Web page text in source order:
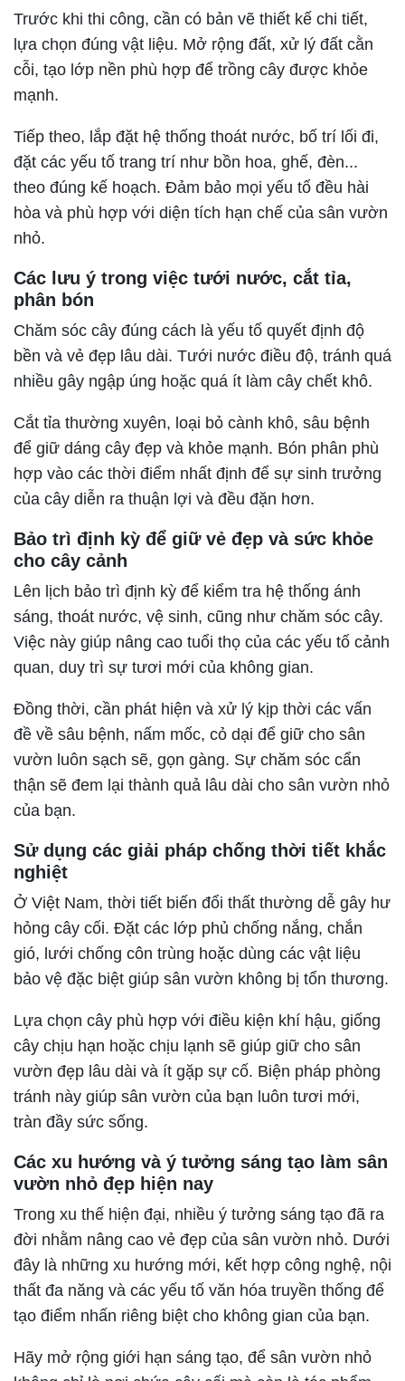
Trước khi thi công, cần có bản vẽ thiết kế chi tiết,
lựa chọn đúng vật liệu. Mở rộng đất, xử lý đất cằn
cỗi, tạo lớp nền phù hợp để trồng cây được khỏe
mạnh.
Tiếp theo, lắp đặt hệ thống thoát nước, bố trí lối đi,
đặt các yếu tố trang trí như bồn hoa, ghế, đèn...
theo đúng kế hoạch. Đảm bảo mọi yếu tố đều hài
hòa và phù hợp với diện tích hạn chế của sân vườn
nhỏ.
Các lưu ý trong việc tưới nước, cắt tỉa,
phân bón
Chăm sóc cây đúng cách là yếu tố quyết định độ
bền và vẻ đẹp lâu dài. Tưới nước điều độ, tránh quá
nhiều gây ngập úng hoặc quá ít làm cây chết khô.
Cắt tỉa thường xuyên, loại bỏ cành khô, sâu bệnh
để giữ dáng cây đẹp và khỏe mạnh. Bón phân phù
hợp vào các thời điểm nhất định để sự sinh trưởng
của cây diễn ra thuận lợi và đều đặn hơn.
Bảo trì định kỳ để giữ vẻ đẹp và sức khỏe
cho cây cảnh
Lên lịch bảo trì định kỳ để kiểm tra hệ thống ánh
sáng, thoát nước, vệ sinh, cũng như chăm sóc cây.
Việc này giúp nâng cao tuổi thọ của các yếu tố cảnh
quan, duy trì sự tươi mới của không gian.
Đồng thời, cần phát hiện và xử lý kịp thời các vấn
đề về sâu bệnh, nấm mốc, cỏ dại để giữ cho sân
vườn luôn sạch sẽ, gọn gàng. Sự chăm sóc cẩn
thận sẽ đem lại thành quả lâu dài cho sân vườn nhỏ
của bạn.
Sử dụng các giải pháp chống thời tiết khắc
nghiệt
Ở Việt Nam, thời tiết biến đổi thất thường dễ gây hư
hỏng cây cối. Đặt các lớp phủ chống nắng, chắn
gió, lưới chống côn trùng hoặc dùng các vật liệu
bảo vệ đặc biệt giúp sân vườn không bị tổn thương.
Lựa chọn cây phù hợp với điều kiện khí hậu, giống
cây chịu hạn hoặc chịu lạnh sẽ giúp giữ cho sân
vườn đẹp lâu dài và ít gặp sự cố. Biện pháp phòng
tránh này giúp sân vườn của bạn luôn tươi mới,
tràn đầy sức sống.
Các xu hướng và ý tưởng sáng tạo làm sân
vườn nhỏ đẹp hiện nay
Trong xu thế hiện đại, nhiều ý tưởng sáng tạo đã ra
đời nhằm nâng cao vẻ đẹp của sân vườn nhỏ. Dưới
đây là những xu hướng mới, kết hợp công nghệ, nội
thất đa năng và các yếu tố văn hóa truyền thống để
tạo điểm nhấn riêng biệt cho không gian của bạn.
Hãy mở rộng giới hạn sáng tạo, để sân vườn nhỏ